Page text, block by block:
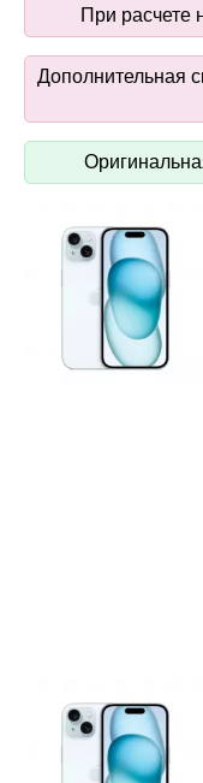
При расчете
Дополнительная